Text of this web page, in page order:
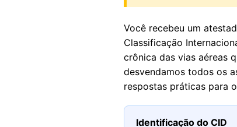
Você recebeu um
Classificação
crônica das vias aéreas
desvendamos todos os
respostas práticas para
Identificação do CID